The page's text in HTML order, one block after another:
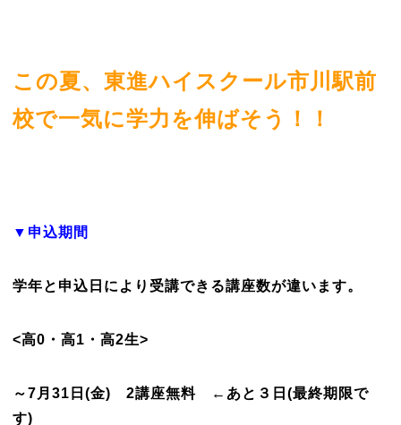
この夏、東進ハイスクール市川駅前
校で一気に学力を伸ばそう！！
▼申込期間
学年と申込日により受講できる講座数が違います。
<高0・高1・高2生>
～7月31日(金) 2講座無料 ←あと３日(最終期限で
す)